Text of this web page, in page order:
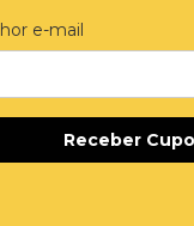
e-mail
Receber